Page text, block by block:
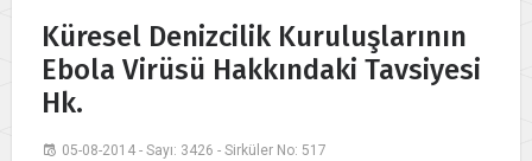
Küresel Denizcilik Kuruluşlarının
Ebola Virüsü Hakkındaki Tavsiyesi
Hk.
05-08-2014 - Sayı: 3426 - Sirküler No: 517